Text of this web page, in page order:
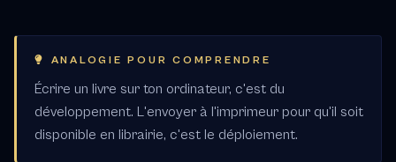
ANALOGIE POUR COMPRENDRE
Écrire un livre sur ton ordinateur, c'est du
développement. L'envoyer à l'imprimeur pour qu'il soit
disponible en librairie, c'est le déploiement.